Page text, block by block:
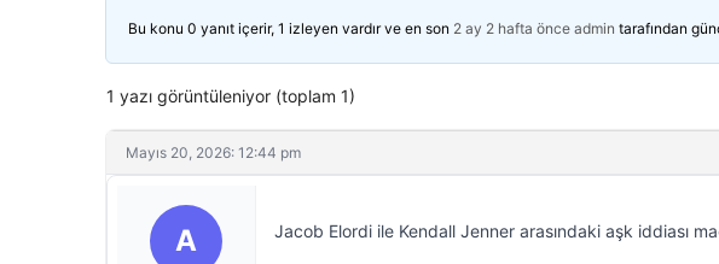
Bu konu 0 yanıt içerir, 1 izleyen vardır ve en son 2 ay 2 hafta önce admin tarafından
1 yazı görüntüleniyor (toplam 1)
Mayıs 20, 2026: 12:44 pm
A Jacob Elordi ile Kendall Jenner arasındaki aşk iddiası